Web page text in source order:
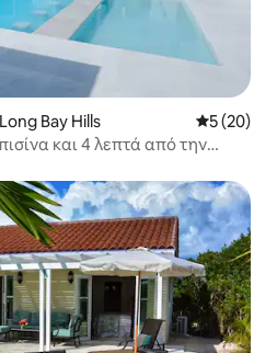
Bay Hills Μέση
5 (20)
και 4 λεπτά από την